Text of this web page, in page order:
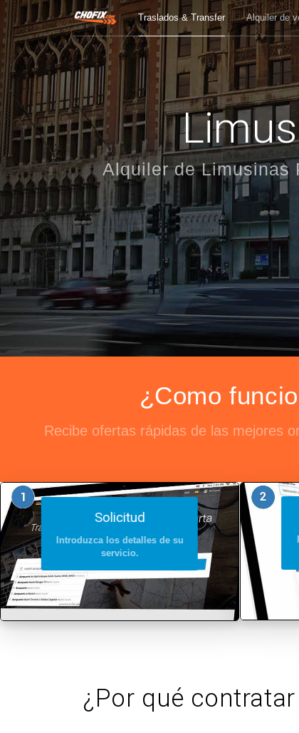
Traslados & Transfer Alquiler de
Alquiler de Limusinas
¿Como
Recibe ofertas rápidas de las mejores
Solicitud
Introduzca los detalles de su
servicio.
¿Por qué